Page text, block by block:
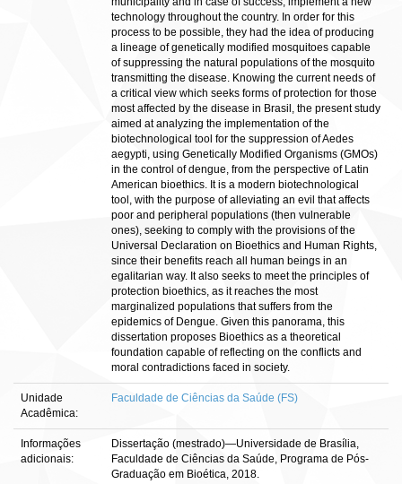
technology throughout the country. In order for this
process to be possible, they had the idea of producing
a lineage of genetically modified mosquitoes capable
of suppressing the natural populations of the mosquito
transmitting the disease. Knowing the current needs of
a critical view which seeks forms of protection for those
most affected by the disease in Brasil, the present study
aimed at analyzing the implementation of the
biotechnological tool for the suppression of Aedes
aegypti, using Genetically Modified Organisms (GMOs)
in the control of dengue, from the perspective of Latin
American bioethics. It is a modern biotechnological
tool, with the purpose of alleviating an evil that affects
poor and peripheral populations (then vulnerable
ones), seeking to comply with the provisions of the
Universal Declaration on Bioethics and Human Rights,
since their benefits reach all human beings in an
egalitarian way. It also seeks to meet the principles of
protection bioethics, as it reaches the most
marginalized populations that suffers from the
epidemics of Dengue. Given this panorama, this
dissertation proposes Bioethics as a theoretical
foundation capable of reflecting on the conflicts and
moral contradictions faced in society.
Unidade
Acadêmica:
Faculdade de Ciências da Saúde (FS)
Informações
adicionais:
Dissertação (mestrado)—Universidade de Brasília,
Faculdade de Ciências da Saúde, Programa de Pós-
Graduação em Bioética, 2018.